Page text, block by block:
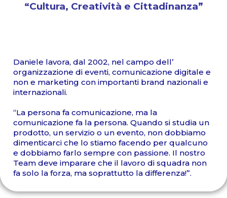
“Cultura, Creatività e Cittadinanza”
Daniele lavora, dal 2002, nel campo dell’
organizzazione di eventi, comunicazione digitale e
non e marketing con importanti brand nazionali e
internazionali.
“La persona fa comunicazione, ma la
comunicazione fa la persona. Quando si studia un
prodotto, un servizio o un evento, non dobbiamo
dimenticarci che lo stiamo facendo per qualcuno
e dobbiamo farlo sempre con passione. Il nostro
Team deve imparare che il lavoro di squadra non
fa solo la forza, ma soprattutto la differenza!”.